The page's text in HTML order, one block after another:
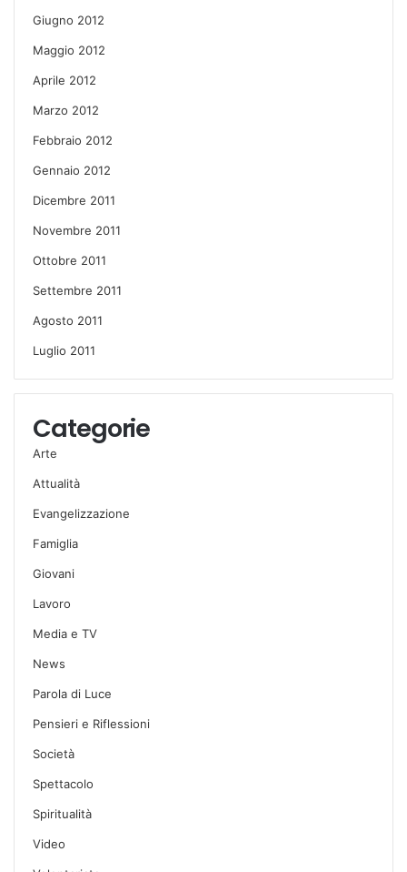
Giugno 2012
Maggio 2012
Aprile 2012
Marzo 2012
Febbraio 2012
Gennaio 2012
Dicembre 2011
Novembre 2011
Ottobre 2011
Settembre 2011
Agosto 2011
Luglio 2011
Categorie
Arte
Attualità
Evangelizzazione
Famiglia
Giovani
Lavoro
Media e TV
News
Parola di Luce
Pensieri e Riflessioni
Società
Spettacolo
Spiritualità
Video